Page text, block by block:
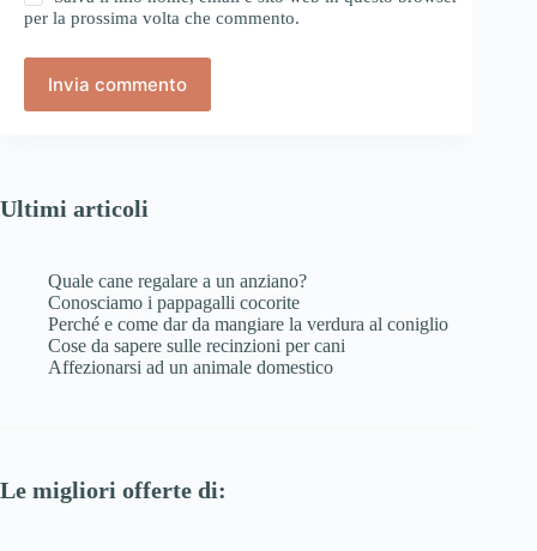
per la prossima volta che commento.
Invia commento
Ultimi articoli
Quale cane regalare a un anziano?
Conosciamo i pappagalli cocorite
Perché e come dar da mangiare la verdura al coniglio
Cose da sapere sulle recinzioni per cani
Affezionarsi ad un animale domestico
Le migliori offerte di: